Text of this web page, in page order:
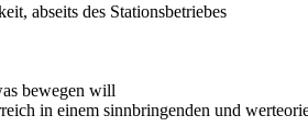
abseits des Stationsbetriebes
bewegen will
in einem sinnbringenden und